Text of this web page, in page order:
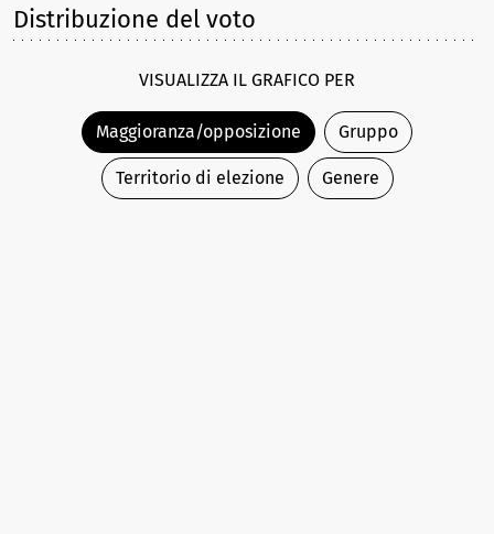
Distribuzione del voto
VISUALIZZA IL GRAFICO PER
Maggioranza/opposizione Gruppo
Territorio di elezione Genere